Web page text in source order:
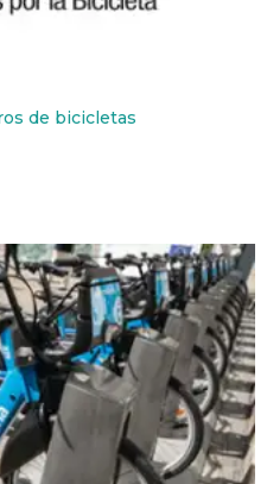
de bicicletas